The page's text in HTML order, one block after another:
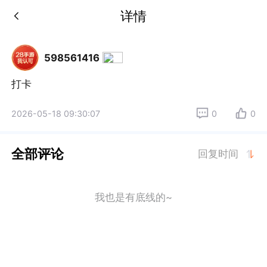
详情
598561416
打卡
2026-05-18 09:30:07 0 0
全部评论 回复时间
我也是有底线的~